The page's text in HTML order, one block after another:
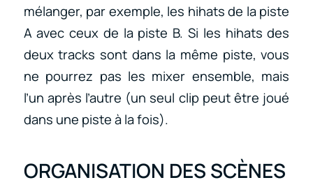
mélanger, par exemple, les hihats de la piste
A avec ceux de la piste B. Si les hihats des
deux tracks sont dans la même piste, vous
ne pourrez pas les mixer ensemble, mais
l’un après l’autre (un seul clip peut être joué
dans une piste à la fois).
ORGANISATION DES SCÈNES